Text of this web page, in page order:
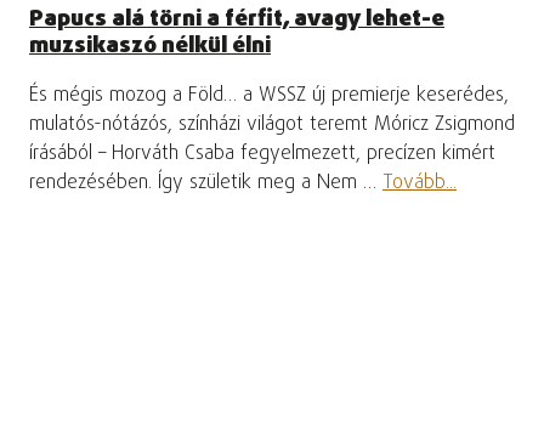
Papucs alá törni a férfit, avagy lehet-e
muzsikaszó nélkül élni
És mégis mozog a Föld… a WSSZ új premierje keserédes,
mulatós-nótázós, színházi világot teremt Móricz Zsigmond
írásából – Horváth Csaba fegyelmezett, precízen kimért
rendezésében. Így születik meg a Nem … Tovább...